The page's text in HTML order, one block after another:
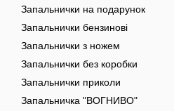
Запальнички на подарунок
Запальнички бензинові
Запальнички з ножем
Запальнички без коробки
Запальнички приколи
Запальничка "ВОГНИВО"